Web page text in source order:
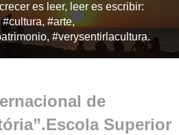
es leer, leer es escribir:
#arte,
#verysentirlacultura.
de
Superior